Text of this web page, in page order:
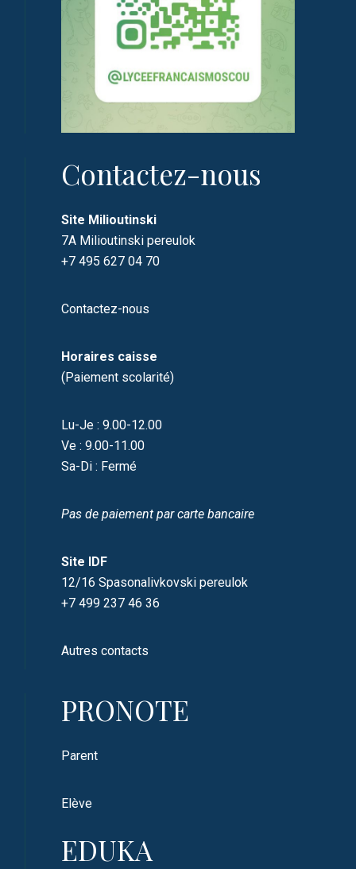
Contactez-nous
Site Milioutinski
7A Milioutinski pereulok
+7 495 627 04 70
Contactez-nous
Horaires caisse
(Paiement scolarité)
Lu-Je : 9.00-12.00
Ve : 9.00-11.00
Sa-Di : Fermé
Pas de paiement par carte bancaire
Site IDF
12/16 Spasonalivkovski pereulok
+7 499 237 46 36
Autres contacts
PRONOTE
Parent
Elève
EDUKA